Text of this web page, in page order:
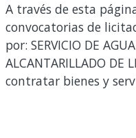
A través de esta
convocatorias de
por: SERVICIO DE
ALCANTARILLADO DE
contratar bienes y